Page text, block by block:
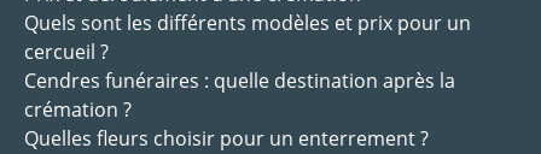
Quels sont les différents modèles et prix pour un
cercueil ?
Cendres funéraires : quelle destination après la
crémation ?
Quelles fleurs choisir pour un enterrement ?